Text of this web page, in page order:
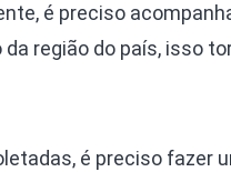
é preciso
região do país, isso
é preciso fazer